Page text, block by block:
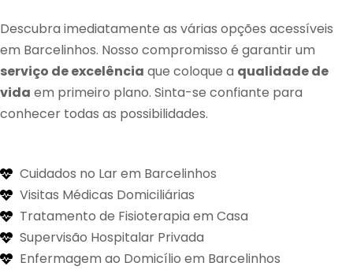
Descubra imediatamente as várias opções acessíveis
em Barcelinhos. Nosso compromisso é garantir um
serviço de excelência que coloque a qualidade de
vida em primeiro plano. Sinta-se confiante para
conhecer todas as possibilidades.
Cuidados no Lar em Barcelinhos
Visitas Médicas Domiciliárias
Tratamento de Fisioterapia em Casa
Supervisão Hospitalar Privada
Enfermagem ao Domicílio em Barcelinhos